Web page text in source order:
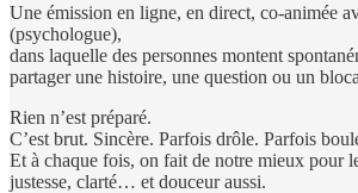
Une émission en ligne, en direct, co-animée
(psychologue),
dans laquelle des personnes montent
partager une histoire, une question ou un
Rien n’est préparé.
C’est brut. Sincère. Parfois drôle. Parfois
Et à chaque fois, on fait de notre mieux pour
justesse, clarté… et douceur aussi.